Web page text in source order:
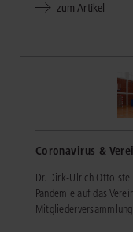
zum Artikel
Coronavirus &
Dr. Dirk-Ulrich Otto
Pandemie auf das